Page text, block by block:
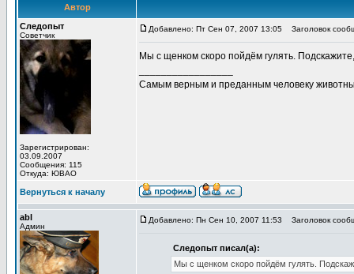
Автор
Следопыт
Советчик
Зарегистрирован:
03.09.2007
Сообщения: 115
Откуда: ЮВАО
Добавлено: Пт Сен 07, 2007 13:05 Заголовок
Мы с щенком скоро пойдём гулять.
Самым верным и преданным человеку
Вернуться к началу
abl
Админ
Добавлено: Пн Сен 10, 2007 11:53 Заголовок
Следопыт писал(а):
Мы с щенком скоро пойдём гулять.